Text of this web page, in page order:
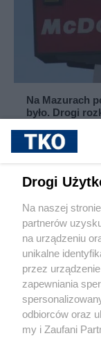
Na Mazurach
było. Drogi
Drogi
Na naszej
partnerów
na urządzeniu
unikalne
przez
zapewniania
odbiorców oraz
my i Zaufani